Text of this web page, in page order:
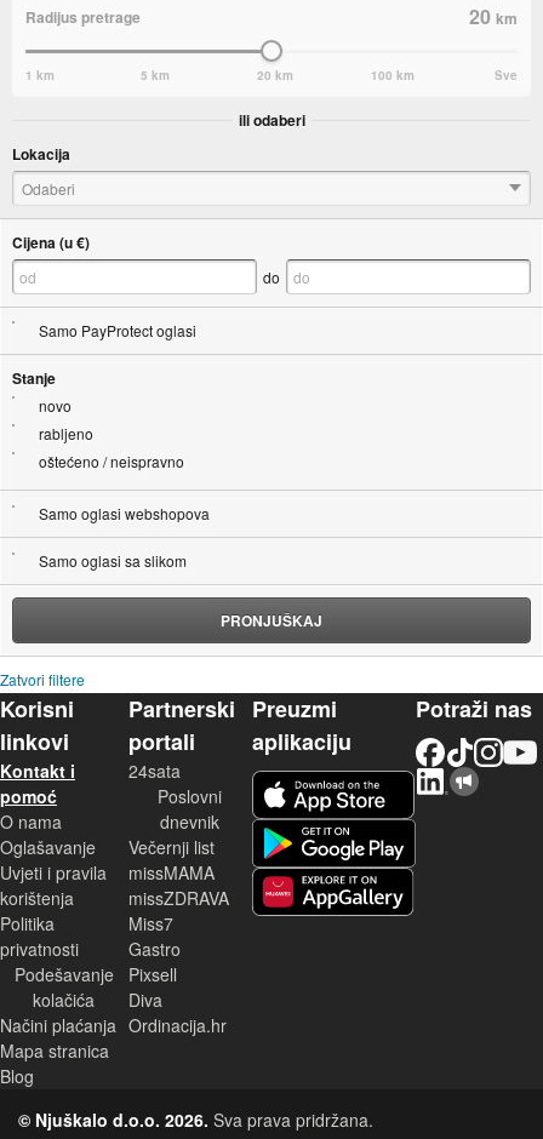
Radijus pretrage 20km
1 km 5 km 20 km 100 km Sve
ili odaberi
Lokacija
Odaberi
Cijena (u €)
do
Samo PayProtect oglasi
Stanje
novo
rabljeno
oštećeno / neispravno
Samo oglasi webshopova
Samo oglasi sa slikom
PRONJUŠKAJ
Zatvori filtere
Korisni
linkovi
Kontakt i
pomoć
O nama
Oglašavanje
Uvjeti i pravila
korištenja
Politika
privatnosti
Podešavanje
kolačića
Načini plaćanja
Mapa stranica
Blog
Partnerski
portali
24sata
Poslovni
dnevnik
Večernji list
missMAMA
missZDRAVA
Miss7
Gastro
Pixsell
Diva
Ordinacija.hr
Preuzmi
aplikaciju
Potraži nas
© Njuškalo d.o.o. 2026. Sva prava pridržana.